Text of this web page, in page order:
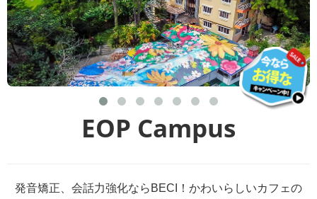
EOP Campus
発音矯正、会話力強化ならBECI！かわいらしいカフェの